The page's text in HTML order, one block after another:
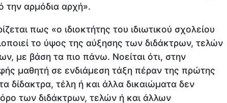
την αρμόδια αρχή».
πως «ο ιδιοκτήτης του ιδιωτικού σχολείου
το ύψος της αύξησης των διδάκτρων, τελών
με βάση τα πιο πάνω. Νοείται ότι, στην
μαθητή σε ενδιάμεση τάξη πέραν της πρώτης
δίδακτρα, τέλη ή και άλλα δικαιώματα δεν
των διδάκτρων, τελών ή και άλλων